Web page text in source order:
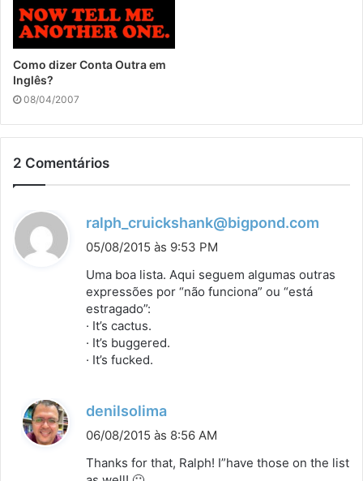
Como dizer Conta Outra em
Inglês?
08/04/2007
2 Comentários
ralph_cruickshank@bigpond.com
05/08/2015 às 9:53 PM
Uma boa lista. Aqui seguem algumas outras
expressões por “não funciona” ou “está
estragado”:
· It’s cactus.
· It’s buggered.
· It’s fucked.
denilsolima
06/08/2015 às 8:56 AM
Thanks for that, Ralph! I”have those on the list